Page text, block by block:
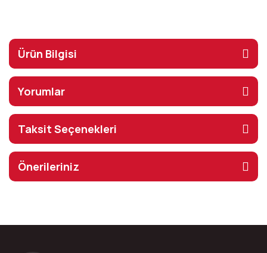
Ürün Bilgisi
Yorumlar
Taksit Seçenekleri
Önerileriniz